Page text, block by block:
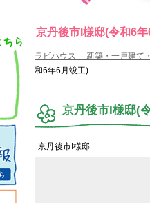
京丹後市I様邸(令和6
ラビハウス 新築・一戸建て
和6年6月竣工)
京丹後市I様邸(
京丹後市I様邸